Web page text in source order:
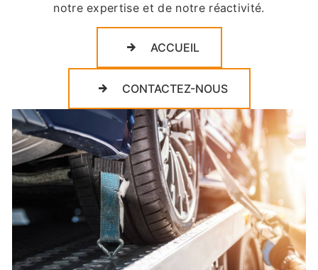
notre expertise et de notre réactivité.
ACCUEIL
CONTACTEZ-NOUS